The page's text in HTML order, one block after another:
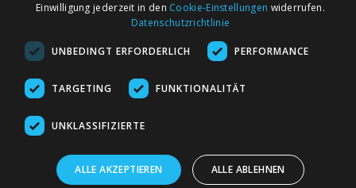
Datenschutz
Werben bei marktcom
Märkte nach Umkreis
marktcom.de Deutschland GmbH © 2020
Einwilligung jederzeit in den Cookie-Einstellungen widerrufen.
Datenschutzrichtlinie
UNBEDINGT ERFORDERLICH PERFORMANCE
TARGETING FUNKTIONALITÄT
UNKLASSIFIZIERTE
ALLE AKZEPTIEREN ALLE ABLEHNEN